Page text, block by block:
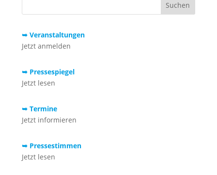
➥ Veranstaltungen
Jetzt anmelden
➥ Pressespiegel
Jetzt lesen
➥ Termine
Jetzt informieren
➥ Pressestimmen
Jetzt lesen